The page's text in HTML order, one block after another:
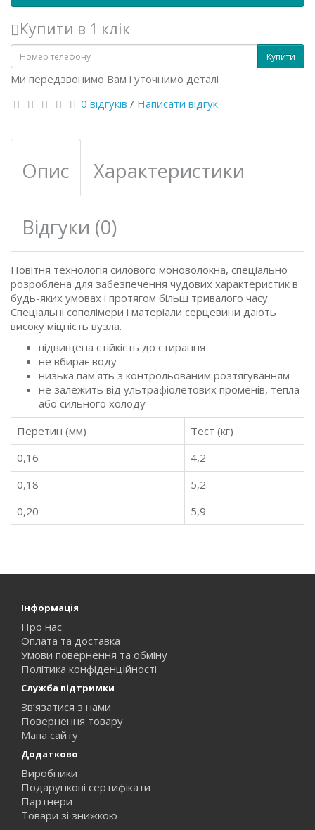
Купити в 1 клік
Купити
Ми передзвонимо Вам і уточнимо деталі
0 відгуків / Написати відгук
Опис Характеристики
Відгуки (0)
Новітня технологія силового моноволокна, спеціально
розроблена для забезпечення чудових характеристик в
будь-яких умовах і протягом більш тривалого часу.
Спеціальні сополімери і матеріали серцевини дають
високу міцність вузла.
підвищена стійкість до стирання
не вбирає воду
низька пам'ять з контрольованим розтягуванням
не залежить від ультрафіолетових променів, тепла
або сильного холоду
Перетин (мм)
Тест (кг)
0,16
4,2
0,18
5,2
0,20
5,9
Інформація
Про нас
Оплата та доставка
Умови повернення та обміну
Політика конфіденційності
Служба підтримки
Зв’язатися з нами
Повернення товару
Мапа сайту
Додатково
Виробники
Подарункові сертифікати
Партнери
Товари зі знижкою